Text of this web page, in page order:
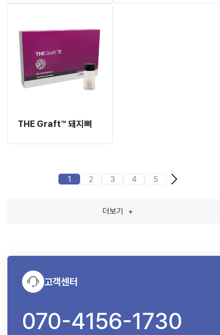
THE Graft™ 돼지뼈
1 2 3 4 5
더보기 +
고객센터
070-4156-1730